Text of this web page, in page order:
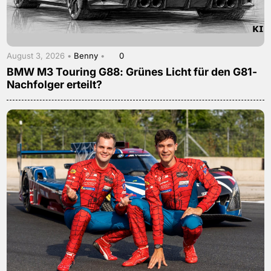
August 3, 2026 • Benny • 0
BMW M3 Touring G88: Grünes Licht für den G81-
Nachfolger erteilt?